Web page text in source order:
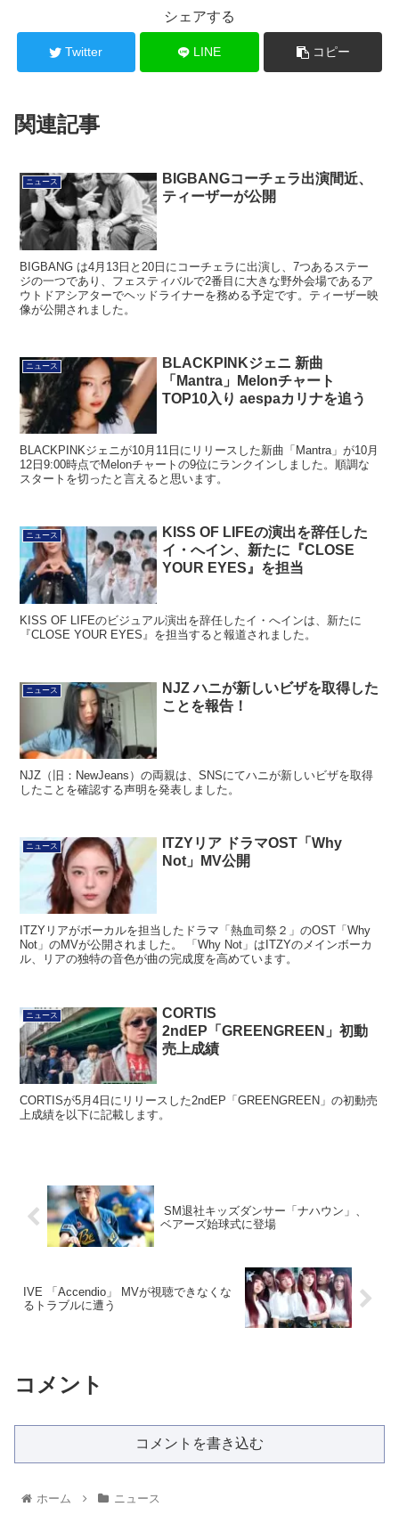
シェアする
Twitter LINE コピー
関連記事
ニュース
BIGBANGコーチェラ出演間近、
ティーザーが公開
BIGBANG は4月13日と20日にコーチェラに出演し、7つあるステー
ジの一つであり、フェスティバルで2番目に大きな野外会場であるア
ウトドアシアターでヘッドライナーを務める予定です。ティーザー映
像が公開されました。
ニュース
BLACKPINKジェニ 新曲
「Mantra」Melonチャート
TOP10入り aespaカリナを追う
BLACKPINKジェニが10月11日にリリースした新曲「Mantra」が10月
12日9:00時点でMelonチャートの9位にランクインしました。順調な
スタートを切ったと言えると思います。
ニュース
KISS OF LIFEの演出を辞任した
イ・へイン、新たに『CLOSE
YOUR EYES』を担当
KISS OF LIFEのビジュアル演出を辞任したイ・へインは、新たに
『CLOSE YOUR EYES』を担当すると報道されました。
ニュース
NJZ ハニが新しいビザを取得した
ことを報告！
NJZ（旧：NewJeans）の両親は、SNSにてハニが新しいビザを取得
したことを確認する声明を発表しました。
ニュース
ITZYリア ドラマOST「Why
Not」MV公開
ITZYリアがボーカルを担当したドラマ「熱血司祭２」のOST「Why
Not」のMVが公開されました。 「Why Not」はITZYのメインボーカ
ル、リアの独特の音色が曲の完成度を高めています。
ニュース
CORTIS
2ndEP「GREENGREEN」初動
売上成績
CORTISが5月4日にリリースした2ndEP「GREENGREEN」の初動売
上成績を以下に記載します。
SM退社キッズダンサー「ナハウン」、
ベアーズ始球式に登場
IVE 「Accendio」 MVが視聴できなくな
るトラブルに遭う
コメント
コメントを書き込む
ホーム ニュース